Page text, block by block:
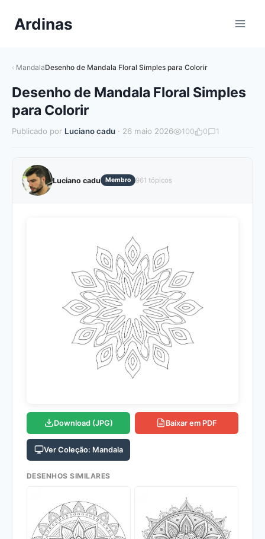
paraArdinas
MandalaDesenho de Mandala Floral Simples para Colorir
Desenho de Mandala Floral Simples
para Colorir
Publicado por Luciano cadu · 26 maio 2026 100 0 1
Luciano cadu Membro 961 tópicos
Download (JPG) Baixar em PDF
Ver Coleção: Mandala
DESENHOS SIMILARES